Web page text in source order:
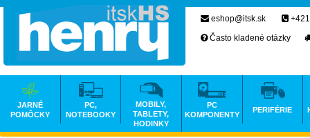
eshop@itsk.sk
Často kladené otázky
JARNÉ
POMÔCKY
PC,
NOTEBOOKY
MOBILY,
TABLETY,
HODINKY
PC
KOMPONENTY
PERIFÉRIE